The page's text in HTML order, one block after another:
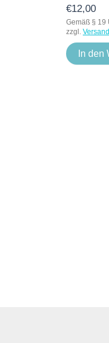
€12,00
Gemäß § 19
zzgl.
In den